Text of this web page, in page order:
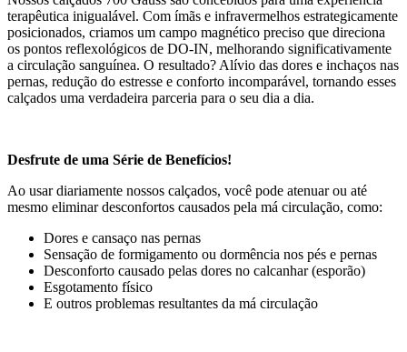
terapêutica inigualável. Com ímãs e infravermelhos estrategicamente
posicionados, criamos um campo magnético preciso que direciona
os pontos reflexológicos de DO-IN, melhorando significativamente
a circulação sanguínea. O resultado? Alívio das dores e inchaços nas
pernas, redução do estresse e conforto incomparável, tornando esses
calçados uma verdadeira parceria para o seu dia a dia.
Desfrute de uma Série de Benefícios!
Ao usar diariamente nossos calçados, você pode atenuar ou até
mesmo eliminar desconfortos causados pela má circulação, como:
Dores e cansaço nas pernas
Sensação de formigamento ou dormência nos pés e pernas
Desconforto causado pelas dores no calcanhar (esporão)
Esgotamento físico
E outros problemas resultantes da má circulação